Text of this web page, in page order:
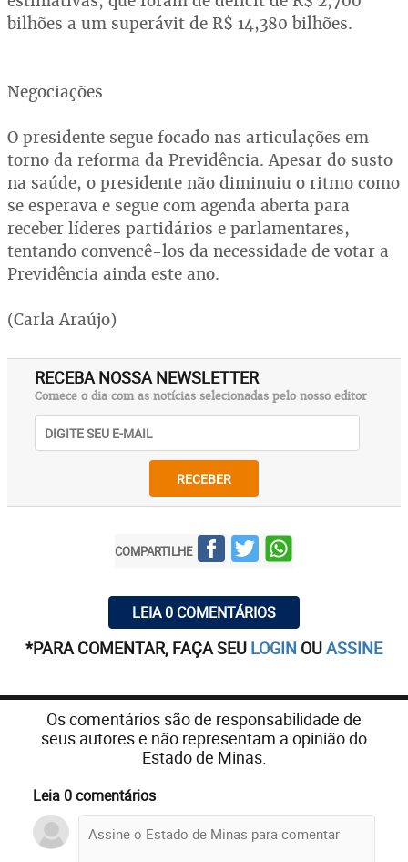
bilhões a um superávit de R$ 14,380 bilhões.
Negociações
O presidente segue focado nas articulações em
torno da reforma da Previdência. Apesar do susto
na saúde, o presidente não diminuiu o ritmo como
se esperava e segue com agenda aberta para
receber líderes partidários e parlamentares,
tentando convencê-los da necessidade de votar a
Previdência ainda este ano.
(Carla Araújo)
RECEBA NOSSA NEWSLETTER
Comece o dia com as notícias selecionadas pelo nosso editor
RECEBER
COMPARTILHE
LEIA 0 COMENTÁRIOS
*PARA COMENTAR, FAÇA SEU LOGIN OUASSINE
Os comentários são de responsabilidade de
seus autores e não representam a opinião do
Estado de Minas.
Leia 0 comentários